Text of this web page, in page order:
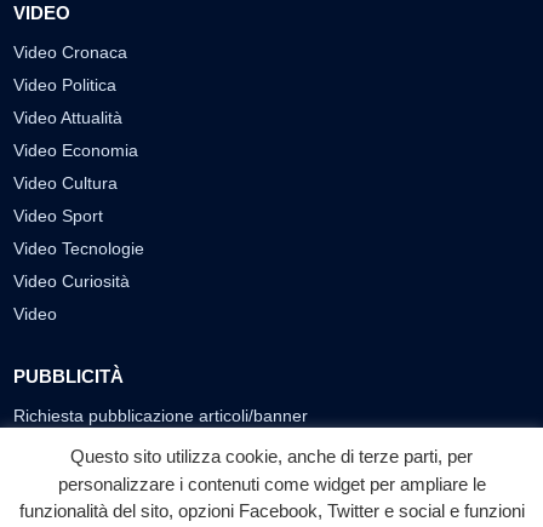
VIDEO
Video Cronaca
Video Politica
Video Attualità
Video Economia
Video Cultura
Video Sport
Video Tecnologie
Video Curiosità
Video
PUBBLICITÀ
Richiesta pubblicazione articoli/banner
SEGUICI SUI SOCIAL
f ◎ ▶
Questo sito utilizza cookie, anche di terze parti, per
personalizzare i contenuti come widget per ampliare le
funzionalità del sito, opzioni Facebook, Twitter e social e funzioni